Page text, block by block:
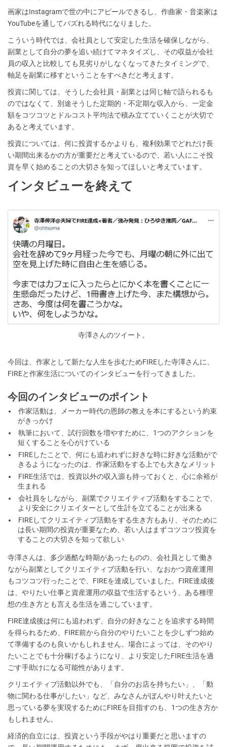
画家はInstagramで世の中にアピールできるし、作曲家・音楽家は
YouTubeを通してバズれる時代になりました。
こういう時代では、会社員として安定した生活を確保しながら、
副業として自分の夢を追い続けてマネタイズし、その収益が会社
員の収入と比較しても見劣りがしなくなってきたタイミングで、
軸足を副業に移すということをすべきだと考えます。
投資に関しては、そうした会社員・副業とは同じ軸で語られるも
のではなくて、別途そうした定期的・不定期な収入から、一定金
額をコツコツとドルコスト平均法で積み立てていくことが大切で
あると考えています。
投資については、何に投資するかよりも、複利効果でどれだけ長
い期間出来るかの方が重要だと考えているので、若い人にこそ投
資を早く始めることの大切さを知ってほしいと考えています。
インタビューを終えて
寺澤さんのツイート。
今回は、作家として新たな人生を歩むためFIREした寺澤さんに、
FIREと作家生活についてのインタビューを行ってきました。
今回のインタビューのポイント
作家活動は、メーカー時代の恩師の教えを本にするという約束
がきっかけ
執筆において、試行回数を増やすために、1つのアクションを
短くすることを心がけている
FIREしたことで、何にも追われずに好きな時に好きな活動がで
きるようになったのは、作家活動をする上でも大きなメリット
FIRE生活では、投資以外の収入源も持っておくと、心に余裕が
生まれる
会社員をしながら、副業でクリエイティブ活動をすることで、
より安全にクリエイターとして生計を立てることが出来る
FIREしてクリエイティブ活動をする生き方もあり、そのために
は長い期間の投資が重要なため、若い人はまずコツコツ投資を
することの大切さを知って欲しい
寺澤さんは、多少過酷な時期があったものの、会社員として働き
ながら副業としてクリエイティブ活動を行い、なおかつ資産運用
もコツコツ行ったことで、FIREを達成していました。FIRE達成後
は、やりたい仕事と資産運用の収益で生活するという、ある種理
想の生き方とも言える生活を過ごしています。
FIRE達成後は何にも追われず、自分の好きなことを追求する時間
を得られるため、FIRE前から自分のやりたいことを少しずつ始め
て準備するのも良いかもしれません。場合によっては、そのやり
たいことでも十分稼げるようになり、より安定したFIRE生活を過
ごす手助けになる可能性があります。
クリエイティブ活動以外でも、「自分のお店を持ちたい」、「動
物に関わる仕事がしたい」など、みなさんがぼんやり叶えたいと
思っている夢を実現するためにFIREを目指すのも、1つの生き方か
もしれません。
経済的自立には、投資という手段がやはり重要だと思いますの